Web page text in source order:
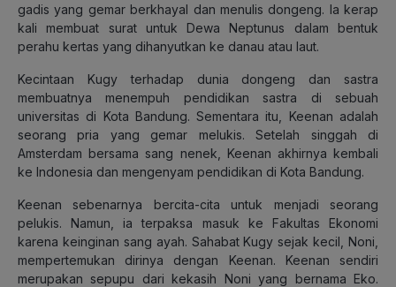
gadis yang gemar berkhayal dan menulis dongeng. Ia kerap
kali membuat surat untuk Dewa Neptunus dalam bentuk
perahu kertas yang dihanyutkan ke danau atau laut.
Kecintaan Kugy terhadap dunia dongeng dan sastra
membuatnya menempuh pendidikan sastra di sebuah
universitas di Kota Bandung. Sementara itu, Keenan adalah
seorang pria yang gemar melukis. Setelah singgah di
Amsterdam bersama sang nenek, Keenan akhirnya kembali
ke Indonesia dan mengenyam pendidikan di Kota Bandung.
Keenan sebenarnya bercita-cita untuk menjadi seorang
pelukis. Namun, ia terpaksa masuk ke Fakultas Ekonomi
karena keinginan sang ayah. Sahabat Kugy sejak kecil, Noni,
mempertemukan dirinya dengan Keenan. Keenan sendiri
merupakan sepupu dari kekasih Noni yang bernama Eko.